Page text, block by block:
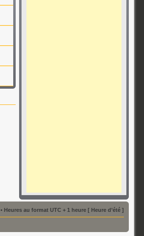
• Heures au format UTC + 1 heure [ Heure d’été ]